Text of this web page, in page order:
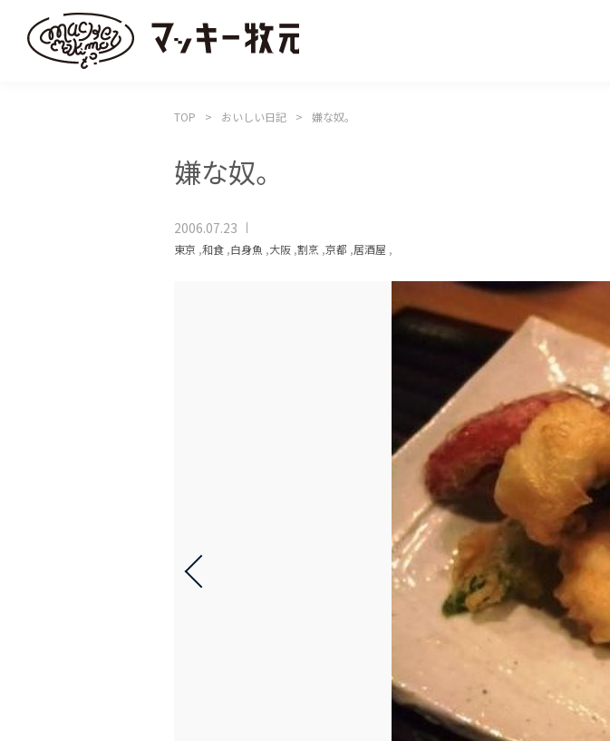
TOP おいしい日記 嫌な奴。
嫌な奴。
2006.07.23
東京 ,和食 ,白身魚 ,大阪 ,割烹 ,京都 ,居酒屋 ,